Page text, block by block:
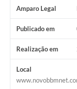
Amparo Legal
Publicado em
Realização em
Local